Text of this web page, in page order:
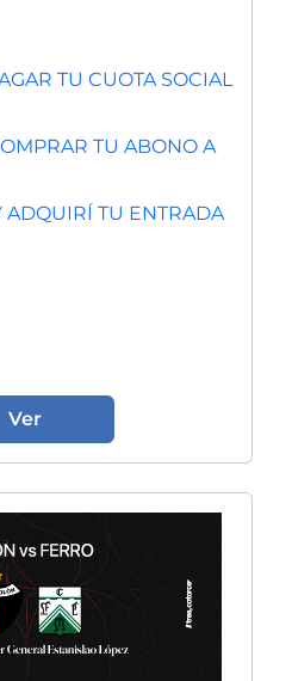
TU CUOTA SOCIAL
TU ABONO A
ADQUIRÍ TU ENTRADA
Ver